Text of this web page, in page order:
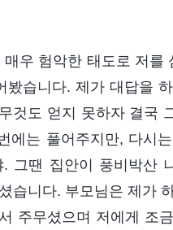
우 험악한 태도로 저를
습니다. 제가 대답을
것도 얻지 못하자 결국
에는 풀어주지만, 다시
그땐 집안이 풍비박산
습니다. 부모님은 제가
주무셨으며 저에게 조